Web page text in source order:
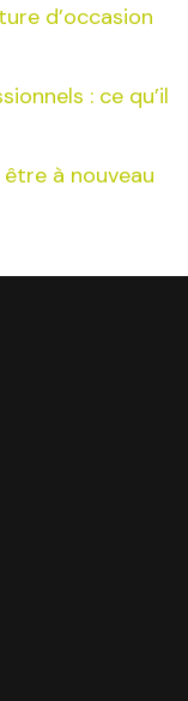
d’occasion
: ce qu’il
à nouveau